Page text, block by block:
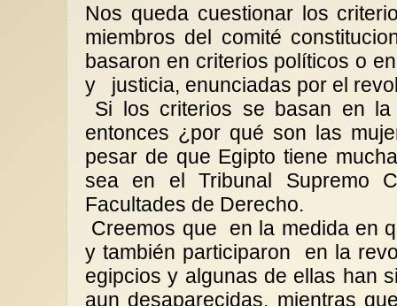
Nos queda cuestionar los
miembros del comité
basaron en criterios políticos o
y
justicia, enunciadas por el
Si los criterios se basan en la
entonces ¿por qué son las
pesar de que Egipto tiene
sea en el Tribunal Supremo
Facultades de Derecho.
Creemos que
en la medida en
y también participaron
en la
egipcios y algunas de ellas han
aun desaparecidas, mientras